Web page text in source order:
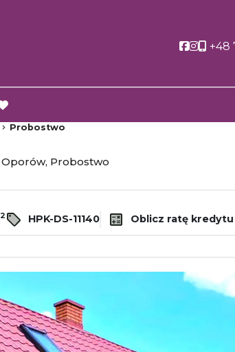
Social
Social
+48
favorite
Probostwo
Oporów, Probostwo
2 HPK-DS-11140 Oblicz ratę kredytu